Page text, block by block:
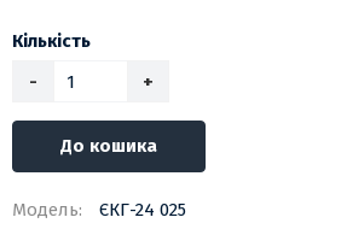
Кількість
-
+
До кошика
Модель: ЄКГ-24 025